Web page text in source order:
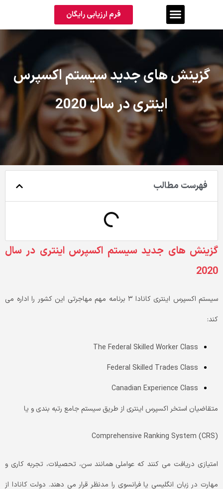
فرم ارزیابی رایگان
گزینش های جدید سیستم اکسپرس
اینتری در سال 2020
فهرست مطالب
گزینش های جدید سیستم اکسپرس اینتری در سال
2020
سیستم اکسپرس اینتری کانادا ۳ برنامه مهم مهاجرتی این کشور را اداره می
کند:
The Federal Skilled Worker Class
Federal Skilled Trades Class
Canadian Experience Class
متقاضیان استخر اکسپرس اینتری از طریق سیستم جامع رتبه بندی و یا
(Comprehensive Ranking System (CRS
امتیازی دریافت می کنند که عواملی همانند سن، تحصیلات، تجربه کاری و
مهارت در زبان انگلیسی یا فرانسوی را مدنظر قرار می دهند. دولت کانادا از